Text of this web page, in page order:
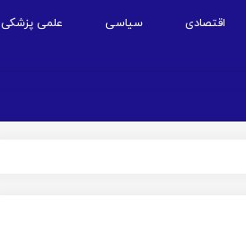
اقتصادی سیاسی علمی پزشکی